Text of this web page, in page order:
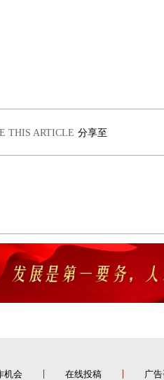
THIS ARTICLE 分享至
机会 在线投稿 广